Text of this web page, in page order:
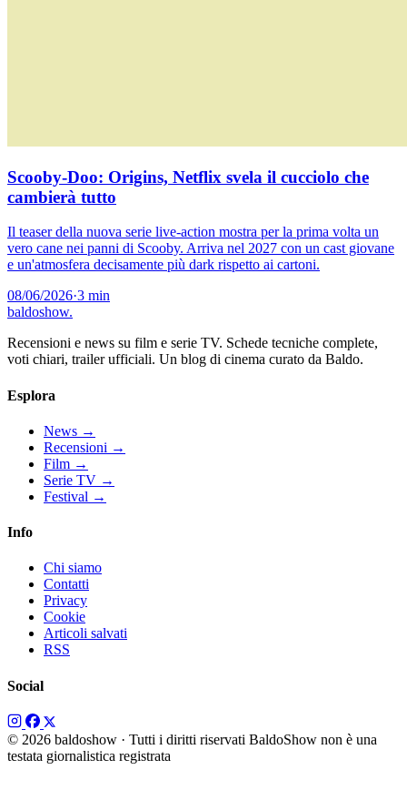
Scooby-Doo: Origins, Netflix svela il cucciolo che
cambierà tutto
Il teaser della nuova serie live-action mostra per la prima volta un
vero cane nei panni di Scooby. Arriva nel 2027 con un cast giovane
e un'atmosfera decisamente più dark rispetto ai cartoni.
08/06/2026·3 min
baldoshow.
Recensioni e news su film e serie TV. Schede tecniche complete,
voti chiari, trailer ufficiali. Un blog di cinema curato da Baldo.
Esplora
News →
Recensioni →
Film →
Serie TV →
Festival →
Info
Chi siamo
Contatti
Privacy
Cookie
Articoli salvati
RSS
Social
© 2026 baldoshow · Tutti i diritti riservati BaldoShow non è una
testata giornalistica registrata